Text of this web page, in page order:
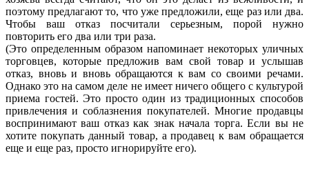
поэтому предлагают то, что уже предложили, еще раз или два.
Чтобы ваш отказ посчитали серьезным, порой нужно
повторить его два или три раза.
(Это определенным образом напоминает некоторых уличных
торговцев, которые предложив вам свой товар и услышав
отказ, вновь и вновь обращаются к вам со своими речами.
Однако это на самом деле не имеет ничего общего с культурой
приема гостей. Это просто один из традиционных способов
привлечения и соблазнения покупателей. Многие продавцы
воспринимают ваш отказ как знак начала торга. Если вы не
хотите покупать данный товар, а продавец к вам обращается
еще и еще раз, просто игнорируйте его).